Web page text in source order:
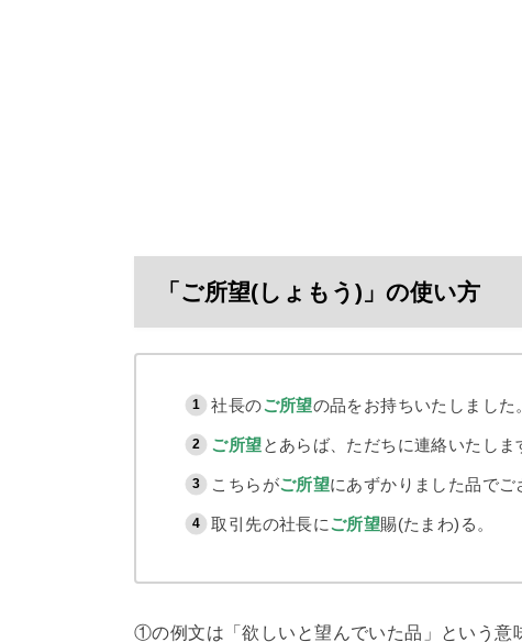
「ご所望(しょもう)」の使い方
社長のご所望の品をお持ちいたしました
ご所望とあらば、ただちに連絡いたしま
こちらがご所望にあずかりました品でご
取引先の社長にご所望賜(たまわ)る。
①の例文は「欲しいと望んでいた品」という意